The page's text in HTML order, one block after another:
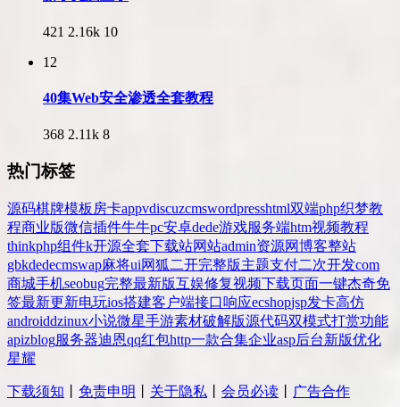
421 2.16k 10
12
40集Web安全渗透全套教程
368 2.11k 8
热门标签
源码棋牌模板 房卡appvdiscuzcmswordpresshtml双端php织梦教
程商业版微信插件牛牛pc安卓dede游戏服务端htm视频教程
thinkphp组件k开源全套下载站网站admin资源网博客整站
gbkdedecmswap麻将ui网狐 二开完整版主题支付二次开发com
商城手机seobug完整最新版互娱修复视频下载页面一键杰奇免
签最新更新电玩ios搭建客户端接口响应ecshopjsp发卡高仿
androiddzinux小说微星手游素材破解版源代码双模式打赏功能
apizblog服务器迪恩qq红包http一款合集企业asp后台新版优化
星耀
下载须知 免责申明 关于隐私 会员必读 广告合作